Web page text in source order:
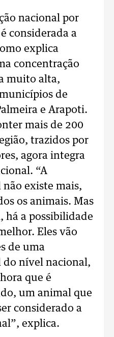
nacional por
considerada a
explica
concentração
muito alta,
de
e Arapoti.
mais de 200
trazidos por
agora integra
“A
não existe mais,
os animais. Mas
há a possibilidade
Eles vão
de uma
do nível nacional,
que é
um animal que
considerado a
explica.